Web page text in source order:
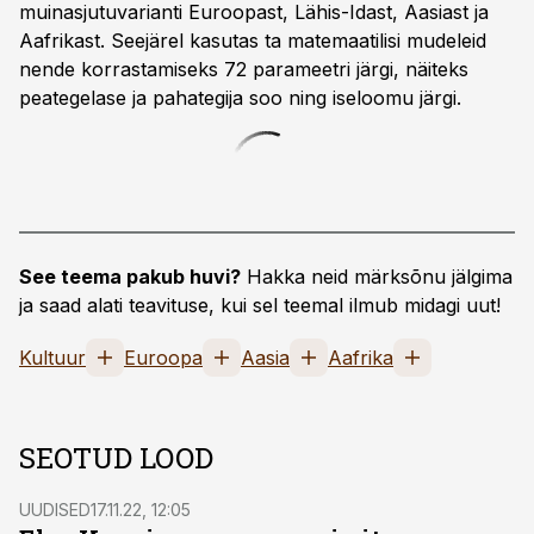
muinasjutuvarianti Euroopast, Lähis-Idast, Aasiast ja
Aafrikast. Seejärel kasutas ta matemaatilisi mudeleid
nende korrastamiseks 72 parameetri järgi, näiteks
peategelase ja pahategija soo ning iseloomu järgi.
See teema pakub huvi? Hakka neid märksõnu jälgima
ja saad alati teavituse, kui sel teemal ilmub midagi uut!
Kultuur Euroopa Aasia Aafrika
SEOTUD LOOD
UUDISED17.11.22, 12:05